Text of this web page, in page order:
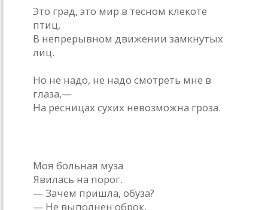
Это град, это мир в тесном клекоте
птиц,
В непрерывном движении замкнутых
лиц.
Но не надо, не надо смотреть мне в
глаза,—
На ресницах сухих невозможна гроза.
Моя больная муза
Явилась на порог.
— Зачем пришла, обуза?
— Не выполнен оброк.